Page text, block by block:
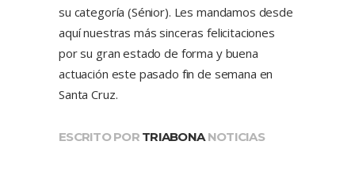
su categoría (Sénior). Les mandamos desde
aquí nuestras más sinceras felicitaciones
por su gran estado de forma y buena
actuación este pasado fin de semana en
Santa Cruz.
ESCRITO POR TRIABONA NOTICIAS